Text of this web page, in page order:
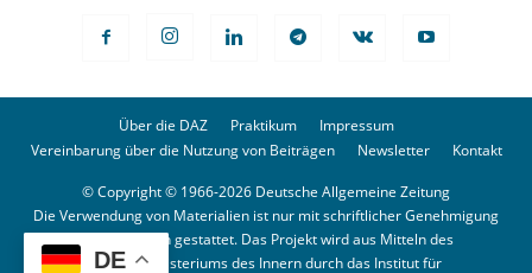
Über die DAZ Praktikum
Impressum
Vereinbarung über die Nutzung von Beiträgen
Newsletter Kontakt
© Copyright © 1966-2026 Deutsche Allgemeine Zeitung
Die Verwendung von Materialien ist nur mit schriftlicher Genehmigung
der Redaktion gestattet. Das Projekt wird aus Mitteln des
Bundesministeriums des Innern durch das Institut für
DE